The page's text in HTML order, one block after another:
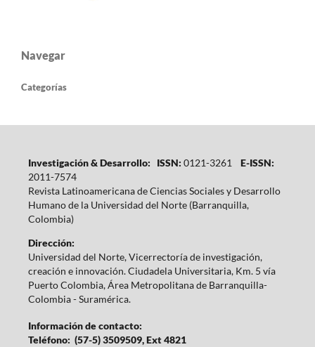
Navegar
Categorías
Investigación & Desarrollo: ISSN: 0121-3261
E-ISSN:
2011-7574
Revista Latinoamericana de Ciencias Sociales y Desarrollo
Humano de la Universidad del Norte (Barranquilla,
Colombia)
Dirección:
Universidad del Norte, Vicerrectoría de investigación,
creación e innovación. Ciudadela Universitaria, Km. 5 vía
Puerto Colombia, Área Metropolitana de Barranquilla-
Colombia - Suramérica.
Información de contacto:
Teléfono: (57-5) 3509509, Ext 4821